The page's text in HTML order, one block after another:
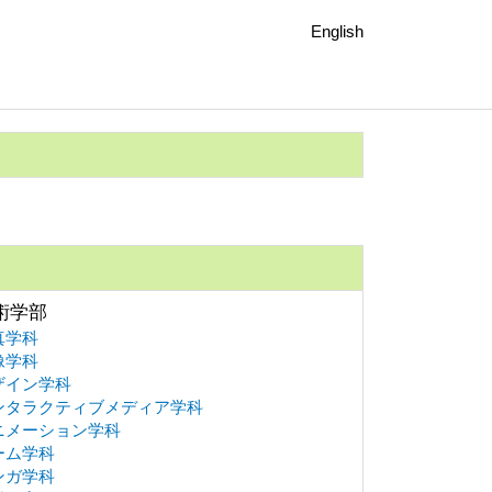
English
学部
学科
学科
イン学科
タラクティブメディア学科
メーション学科
ム学科
ガ学科